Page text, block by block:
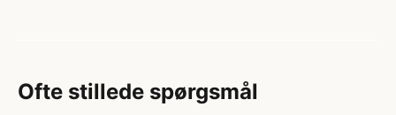
Ofte stillede spørgsmål